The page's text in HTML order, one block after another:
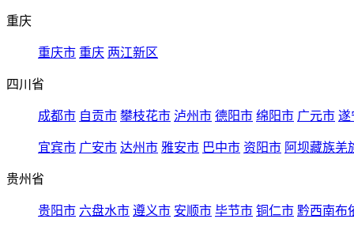
重庆
重庆市 重庆 两江新区
四川省
成都市 自贡市 攀枝花市 泸州市 德阳市 绵阳市 广元市 遂
宜宾市 广安市 达州市 雅安市 巴中市 资阳市 阿坝藏族羌
贵州省
贵阳市 六盘水市 遵义市 安顺市 毕节市 铜仁市 黔西南布